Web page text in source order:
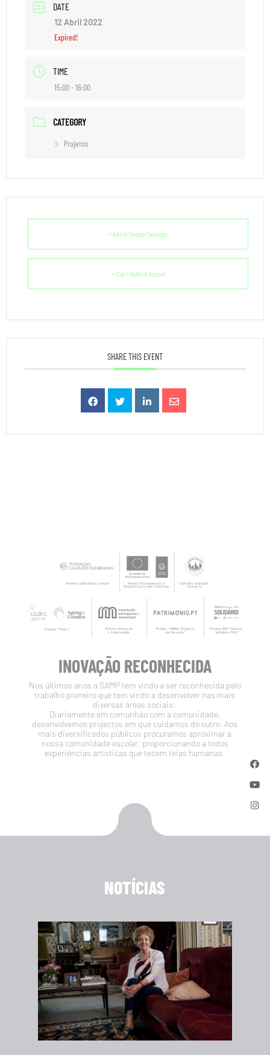
DATE
12 Abril 2022
Expired!
TIME
15:00 - 16:00
CATEGORY
Projetos
+ Add to Google Calendar
+ iCal / Outlook export
SHARE THIS EVENT
INOVAÇÃO RECONHECIDA
Nos últimos anos a SAMP tem vindo a ser reconhecida pelo
trabalho pioneiro que tem vindo a desenvolver nas mais
diversas áreas sociais.
Diariamente em comunhão com a comunidade,
desenvolvemos projectos em que cuidamos do outro. Aos
mais diversificados públicos procuramos aproximar a
nossa comunidade escolar, proporcionando a todos
experiências artísticas que tecem teias humanas.
NOTÍCIAS